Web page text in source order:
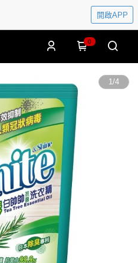
開啟APP
0
1/4